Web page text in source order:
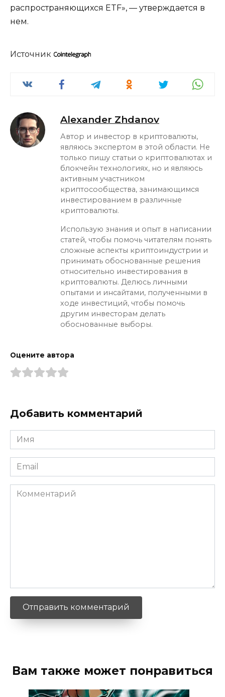
распространяющихся ETF», — утверждается в
нем.
Источник
Alexander Zhdanov
Автор и инвестор в криптовалюты,
являюсь экспертом в этой области. Не
только пишу статьи о криптовалютах и
блокчейн технологиях, но и являюсь
активным участником
криптосообщества, занимающимся
инвестированием в различные
криптовалюты.
Использую знания и опыт в написании
статей, чтобы помочь читателям понять
сложные аспекты криптоиндустрии и
принимать обоснованные решения
относительно инвестирования в
криптовалюты. Делюсь личными
опытами и инсайтами, полученными в
ходе инвестиций, чтобы помочь
другим инвесторам делать
обоснованные выборы.
Оцените автора
Добавить комментарий
Имя
*
Email
*
Комментарий
Вам также может понравиться